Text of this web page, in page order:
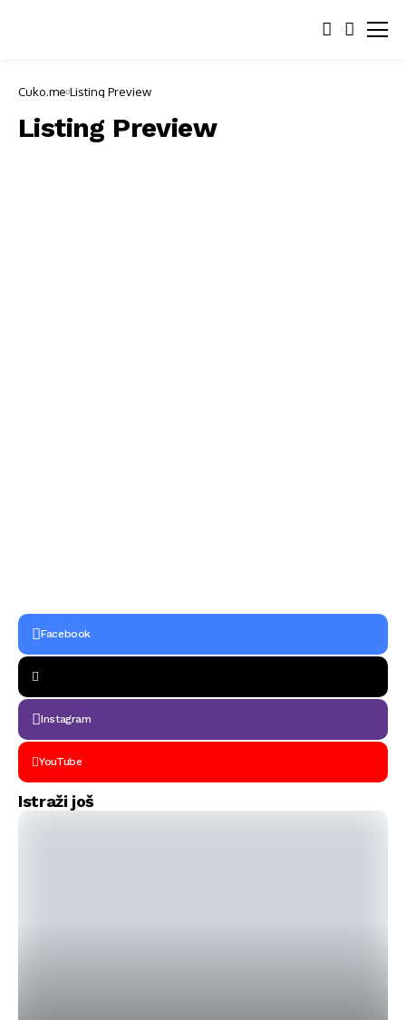
Cuko.me Listing Preview
Listing Preview
Facebook
Instagram
YouTube
Istraži još